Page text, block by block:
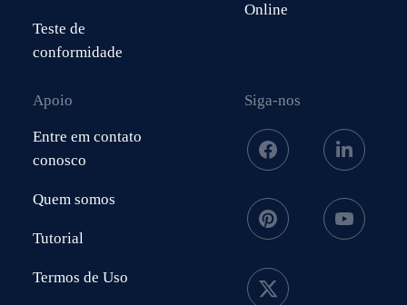
Teste de
conformidade
Online
Apoio
Entre em contato
conosco
Quem somos
Tutorial
Termos de Uso
Siga-nos